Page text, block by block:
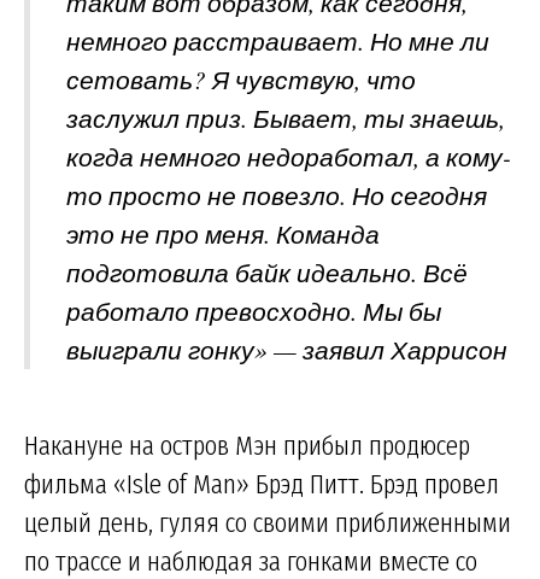
немного расстраивает. Но мне ли
сетовать? Я чувствую, что
заслужил приз. Бывает, ты знаешь,
когда немного недоработал, а кому-
то просто не повезло. Но сегодня
это не про меня. Команда
подготовила байк идеально. Всё
работало превосходно. Мы бы
выиграли гонку» — заявил Харрисон
Накануне на остров Мэн прибыл продюсер
фильма «Isle of Man» Брэд Питт. Брэд провел
целый день, гуляя со своими приближенными
по трассе и наблюдая за гонками вместе со